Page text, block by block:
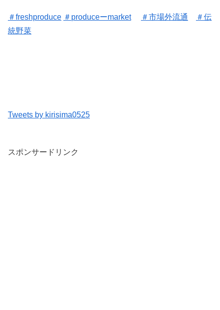
＃freshproduce ＃ produceーmarket ＃市場外流通 ＃伝
統野菜
Tweets by kirisima0525
スポンサードリンク